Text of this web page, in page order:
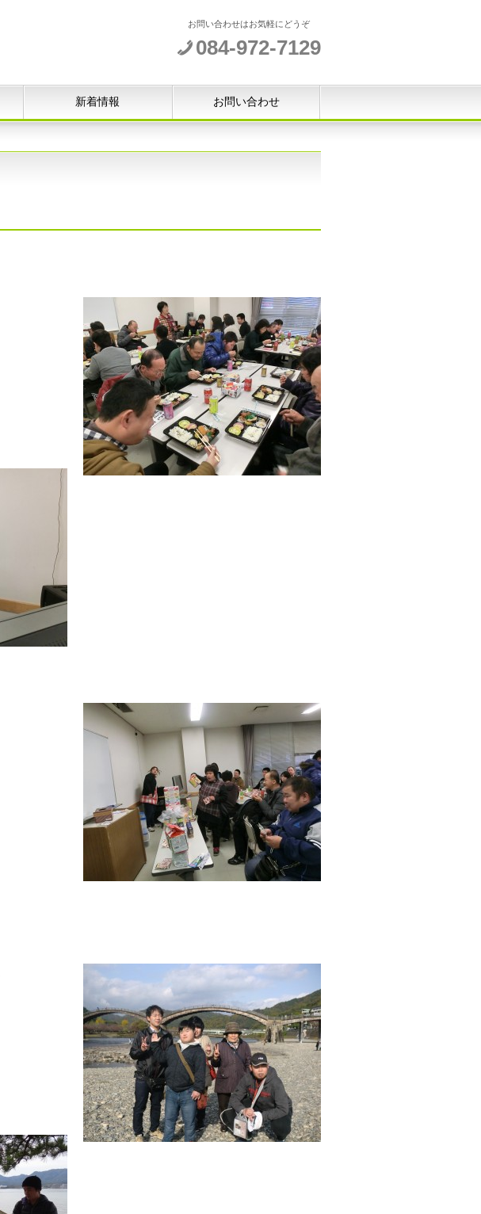
お問い合わせはお気軽にどうぞ
084-972-7129
新着情報 お問い合わせ